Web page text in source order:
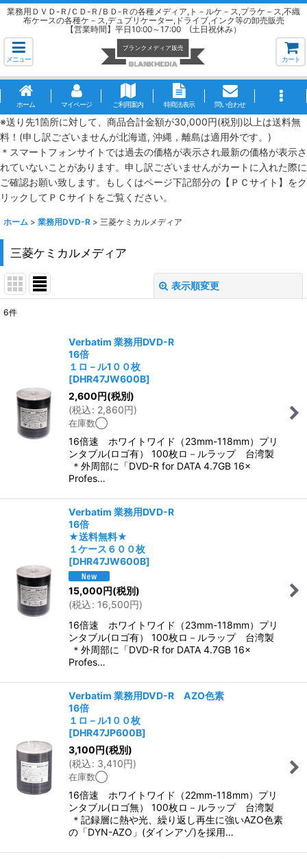
業務用ＤＶＤ-Ｒ/ＣＤ-Ｒ/ＢＤ-Ｒの各種メディア,ト－ルケ－ス,プラケ－ス,不織
布ケースの各種ケ－ス,デュプリケーター,ドライブ,インク等の卸売販売
【営業時間】平日10:00～17:00 (土日祝休み）
メニュー カート
ホーム マイページ ご利用案内 特商法表示 問い合わせ
※送り先1箇所に対して、商品合計金額が30,000円(税別)以上は送料無
料！(申し訳ございませんが北海道, 沖縄，離島は適用外です。)
＊スマートフォンサイトでは過去の価格が表示され最新の価格が表示さ
れていないことがあります。申し訳ございませんがカートに入れた際に
ご確認お願い致します。もしくはページ下記部分の【ＰＣサイト】をク
リックしてＰＣサイトをご覧ください。
ホーム > 業務用DVD-R > 三菱ケミカルメディア
三菱ケミカルメディア
表示順変更
6件
Verbatim 業務用DVD-R
16倍
１ロ－ル1００枚
[DHR47JW600B]
2,600円(税別)
(税込: 2,860円)
在庫数◯
16倍速 ホワイトワイド（23mm-118mm）プリ
ンタブル(ロゴ有） 100枚ロ－ルラップ 台湾製
＊外周部に「DVD-R for DATA 4.7GB 16×
Profes…
Verbatim 業務用DVD-R
16倍
★送料無料★
１ケース６００枚
[DHR47JW600B]
15,000 円(税別)
(税込: 16,500円)
16倍速 ホワイトワイド（23mm-118mm）プリ
ンタブル(ロゴ有） 100枚ロ－ルラップ 台湾製
＊外周部に「DVD-R for DATA 4.7GB 16×
Profes…
Verbatim 業務用DVD-R AZO色素
16倍
１ロ－ル1００枚
[DHR47JP600B]
3,100 円(税別)
(税込: 3,410円)
在庫数◯
16倍速 ホワイトワイド（22mm-118mm）プリ
ンタブル(ロゴ無） 100枚ロ－ルラップ 台湾製
＊記録層に熱や光、繰り返し再生に強いAZO色素
の「DYN-AZO」(ダインアゾ)を採用…